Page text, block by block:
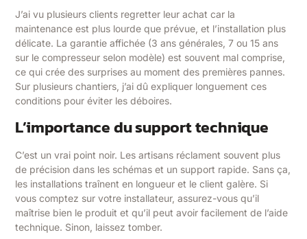
J’ai vu plusieurs clients regretter leur achat car la
maintenance est plus lourde que prévue, et l’installation plus
délicate. La garantie affichée (3 ans générales, 7 ou 15 ans
sur le compresseur selon modèle) est souvent mal comprise,
ce qui crée des surprises au moment des premières pannes.
Sur plusieurs chantiers, j’ai dû expliquer longuement ces
conditions pour éviter les déboires.
L’importance du support technique
C’est un vrai point noir. Les artisans réclament souvent plus
de précision dans les schémas et un support rapide. Sans ça,
les installations traînent en longueur et le client galère. Si
vous comptez sur votre installateur, assurez-vous qu’il
maîtrise bien le produit et qu’il peut avoir facilement de l’aide
technique. Sinon, laissez tomber.